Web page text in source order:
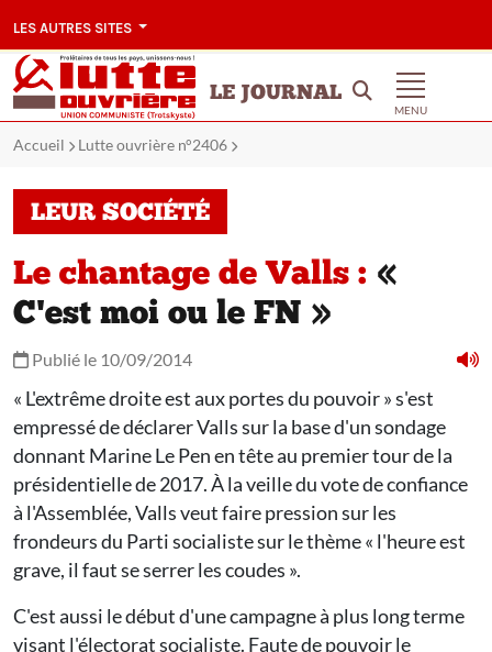
LES AUTRES SITES
LE JOURNAL
MENU
Accueil Lutte ouvrière n°2406
LEUR SOCIÉTÉ
Le chantage de Valls : «
C'est moi ou le FN »
Publié le 10/09/2014
« L'extrême droite est aux portes du pouvoir » s'est
empressé de déclarer Valls sur la base d'un sondage
donnant Marine Le Pen en tête au premier tour de la
présidentielle de 2017. À la veille du vote de confiance
à l'Assemblée, Valls veut faire pression sur les
frondeurs du Parti socialiste sur le thème « l'heure est
grave, il faut se serrer les coudes ».
C'est aussi le début d'une campagne à plus long terme
visant l'électorat socialiste. Faute de pouvoir le